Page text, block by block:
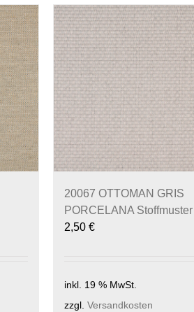
20067 OTTOMAN GRIS
PORCELANA Stoffmuster
2,50 €
inkl. 19 % MwSt.
zzgl. Versandkosten